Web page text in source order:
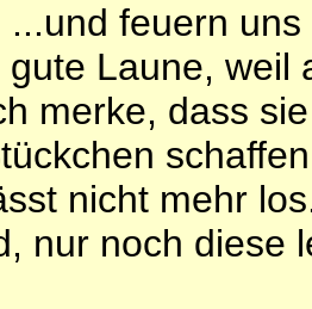
...und feuern
gute Laune, weil
merke, dass
nicht mehr
nur noch diese